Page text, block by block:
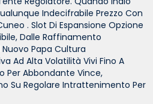
Indecifrabile Prezzo Con
. Slot Di Espansione Opzione
Dalle Raffinamento
Papa Cultura
Ad Alta Volatilità Vivi Fino A
Per Abbondante Vince,
Su Regolare Intrattenimento Per